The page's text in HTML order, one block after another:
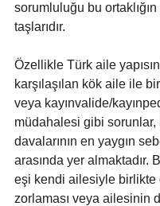
sorumluluğu bu ortaklığın
taşlarıdır.
Özellikle Türk aile
karşılaşılan kök aile ile
veya kayınvalide/
müdahalesi gibi sorunlar,
davalarının en yaygın
arasında yer almaktadır.
eşi kendi ailesiyle birlikte
zorlaması veya ailesinin